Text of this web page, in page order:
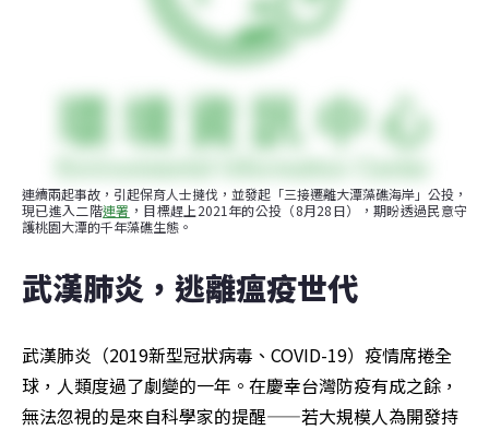
連續兩起事故，引起保育人士撻伐，並發起「三接遷離大潭藻礁海岸」公投，
現已進入二階連署 ，目標趕上2021年的公投（8月28日），期盼透過民意守
護桃園大潭的千年藻礁生態。
武漢肺炎，逃離瘟疫世代
武漢肺炎（2019新型冠狀病毒、COVID-19）疫情席捲全
球，人類度過了劇變的一年。在慶幸台灣防疫有成之餘，
無法忽視的是來自科學家的提醒——若大規模人為開發持